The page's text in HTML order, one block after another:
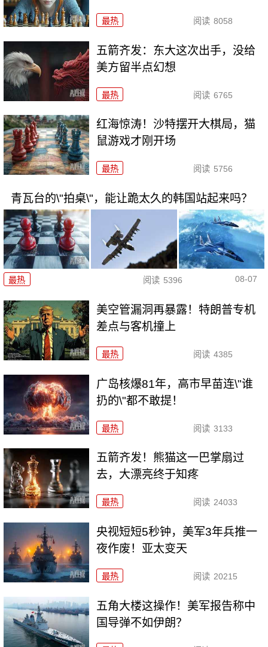
最热 阅读 8058
五箭齐发：东大这次出手，没给
美方留半点幻想
最热 阅读 6765
红海惊涛！沙特摆开大棋局，猫
鼠游戏才刚开场
最热 阅读 5756
青瓦台的\"拍桌\"，能让跪太久的韩国站起来吗？
最热 阅读 5396 08-07
美空管漏洞再暴露！特朗普专机
差点与客机撞上
最热 阅读 4385
广岛核爆81年，高市早苗连\"谁
扔的\"都不敢提！
最热 阅读 3133
五箭齐发！熊猫这一巴掌扇过
去，大漂亮终于知疼
最热 阅读 24033
央视短短5秒钟，美军3年兵推一
夜作废！亚太变天
最热 阅读 20215
五角大楼这操作！美军报告称中
国导弹不如伊朗？